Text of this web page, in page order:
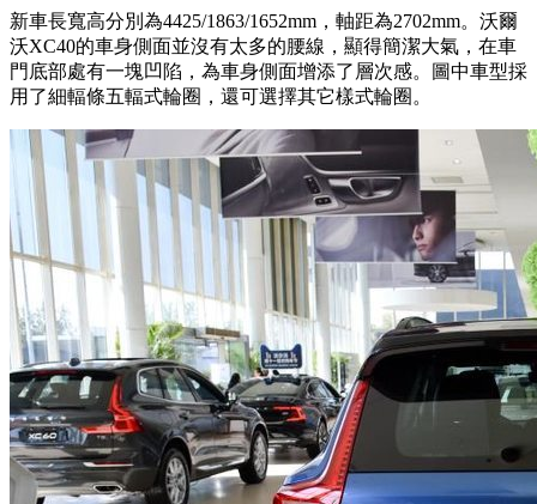
新車長寬高分別為4425/1863/1652mm，軸距為2702mm。沃爾
沃XC40的車身側面並沒有太多的腰線，顯得簡潔大氣，在車
門底部處有一塊凹陷，為車身側面增添了層次感。圖中車型採
用了細輻條五輻式輪圈，還可選擇其它樣式輪圈。